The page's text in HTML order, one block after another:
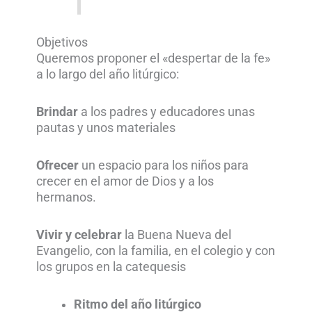
Objetivos
Queremos proponer el «despertar de la fe»
a lo largo del año litúrgico:
Brindar a los padres y educadores unas
pautas y unos materiales
Ofrecer un espacio para los niños para
crecer en el amor de Dios y a los
hermanos.
Vivir y celebrar la Buena Nueva del
Evangelio, con la familia, en el colegio y con
los grupos en la catequesis
Ritmo del año litúrgico